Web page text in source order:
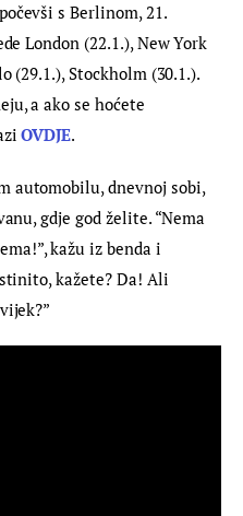
s Berlinom, 21.
London (22.1.), New York
(29.1.), Stockholm (30.1.).
a ako se hoćete
OVDJE.
automobilu, dnevnoj sobi,
gdje god želite. “Nema
kažu iz benda i
kažete? Da! Ali